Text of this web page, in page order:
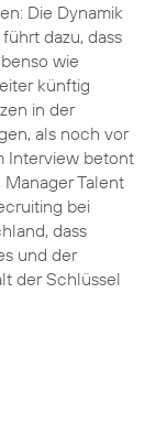
Die Dynamik
dazu, dass
wie
künftig
in der
als noch vor
Interview betont
Manager Talent
bei
dass
und der
der Schlüssel